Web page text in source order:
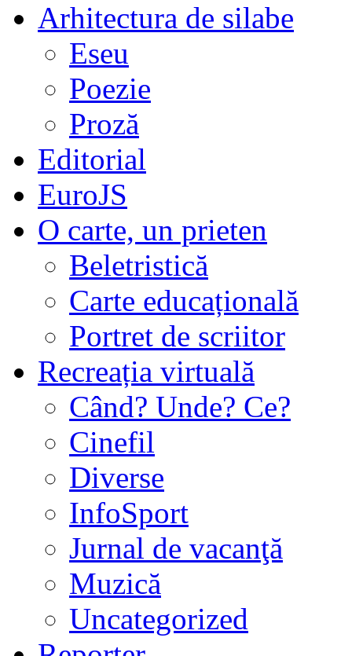
Arhitectura de silabe
Eseu
Poezie
Proză
Editorial
EuroJS
O carte, un prieten
Beletristică
Carte educațională
Portret de scriitor
Recreația virtuală
Când? Unde? Ce?
Cinefil
Diverse
InfoSport
Jurnal de vacanţă
Muzică
Uncategorized